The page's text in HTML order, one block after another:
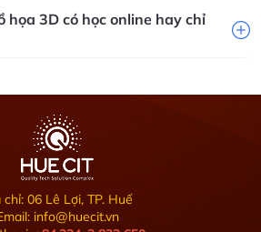
họa 3D có học online hay chỉ
06 Lê Lợi, TP. Huế
info@huecit.vn